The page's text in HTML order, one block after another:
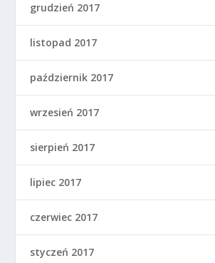
grudzień 2017
listopad 2017
październik 2017
wrzesień 2017
sierpień 2017
lipiec 2017
czerwiec 2017
styczeń 2017